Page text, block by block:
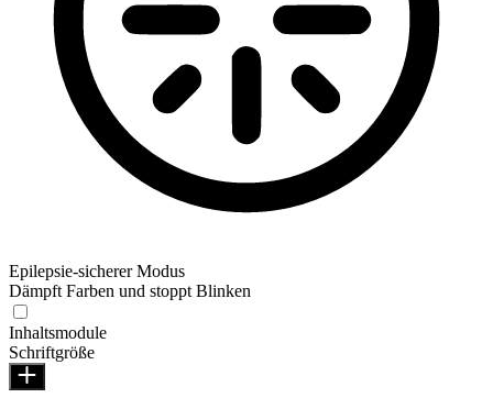
Epilepsie-sicherer Modus
Dämpft Farben und stoppt Blinken
Inhaltsmodule
Schriftgröße